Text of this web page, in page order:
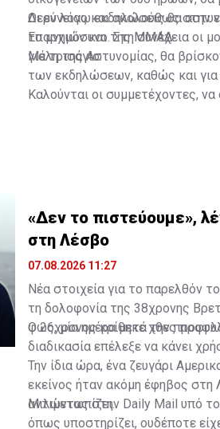
Δερύνειας και ακολούθως στην
το μνημόσυνο. Στη συνέχεια οι
για τρισάγιο.
Οι εν λόγω εκδηλώσεις θα
Επαρχιών και της ΜΜΑΔ.
Μέλη της Αστυνομίας, θα
των εκδηλώσεων, καθώς και για
Καλούνται οι συμμετέχοντες,
«Δεν το πιστεύουμε»,
στη Λέσβο
07.08.2026 11:27
Νέα στοιχεία για το παρελθόν
τη δολοφονία της 38χρονης
φως, μία ημέρα μετά την
Ο 26χρονος κρίθηκε χθες
διαδικασία επέλεξε να κάνει
Την ίδια ώρα, ένα ζευγάρι
εκείνος ήταν ακόμη έφηβος στη
αντιμετωπίζει.
Μιλώντας στην Daily Mail υπό
όπως υποστηρίζει, ουδέποτε